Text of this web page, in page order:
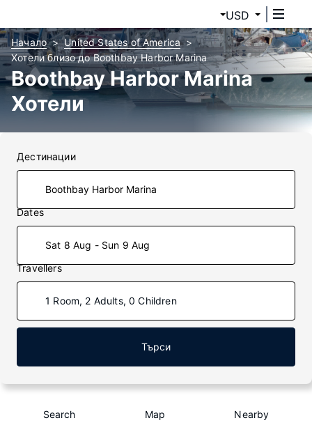
USD
Начало
United States of America
Хотели близо до Boothbay Harbor Marina
Boothbay Harbor Marina
Хотели
Дестинации
Dates
Sat 8 Aug - Sun 9 Aug
Travellers
1 Room, 2 Adults, 0 Children
Търси
Search Map Nearby